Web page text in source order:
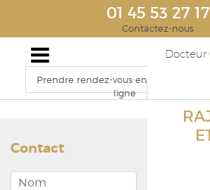
01 45 53 27 17
Contactez-nous
Docteur
Prendre rendez-vous en
ligne
Contact